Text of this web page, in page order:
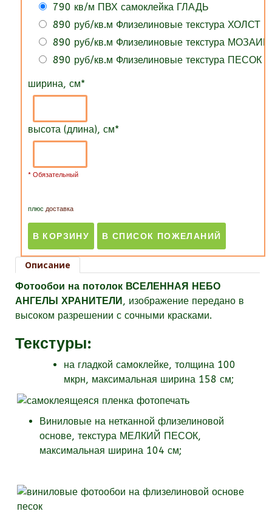
790 кв/м ПВХ самоклейка ГЛАДЬ
890 руб/кв.м Флизелиновые текстура ХОЛСТ
890 руб/кв.м Флизелиновые текстура
890 руб/кв.м Флизелиновые текстура ПЕСОК
ширина, см*
высота (длина), см*
* Обязательный
плюс доставка
Описание
Фотообои на потолок ВСЕЛЕННАЯ НЕБО
АНГЕЛЫ ХРАНИТЕЛИ, изображение передано в
высоком разрешении с сочными красками.
Текстуры:
на гладкой самоклейке, толщина 100
мкрн, максимальная ширина 158 см;
Виниловые на нетканной флизелиновой
основе, текстура МЕЛКИЙ ПЕСОК,
максимальная ширина 104 см;